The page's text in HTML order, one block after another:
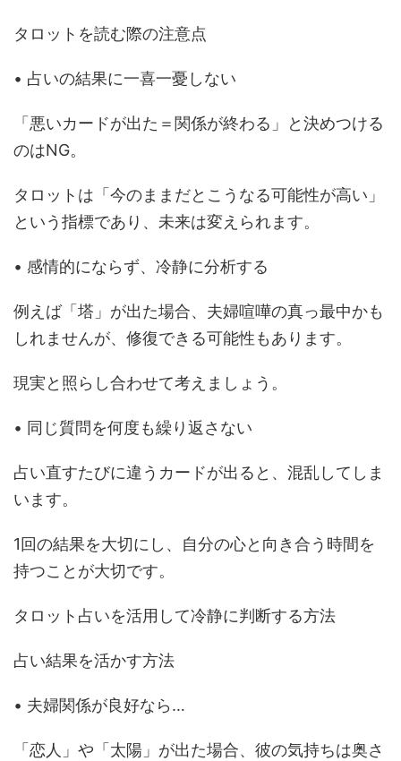
タロットを読む際の注意点
• 占いの結果に一喜一憂しない
「悪いカードが出た＝関係が終わる」と決めつける
のはNG。
タロットは「今のままだとこうなる可能性が高い」
という指標であり、未来は変えられます。
• 感情的にならず、冷静に分析する
例えば「塔」が出た場合、夫婦喧嘩の真っ最中かも
しれませんが、修復できる可能性もあります。
現実と照らし合わせて考えましょう。
• 同じ質問を何度も繰り返さない
占い直すたびに違うカードが出ると、混乱してしま
います。
1回の結果を大切にし、自分の心と向き合う時間を
持つことが大切です。
タロット占いを活用して冷静に判断する方法
占い結果を活かす方法
• 夫婦関係が良好なら…
「恋人」や「太陽」が出た場合、彼の気持ちは奥さ